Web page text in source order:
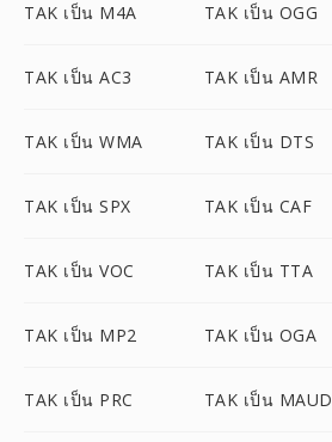
TAK เป็น M4A TAK เป็น OGG
TAK เป็น AC3 TAK เป็น AMR
TAK เป็น WMA TAK เป็น DTS
TAK เป็น SPX TAK เป็น CAF
TAK เป็น VOC TAK เป็น TTA
TAK เป็น MP2 TAK เป็น OGA
TAK เป็น PRC TAK เป็น MAUD